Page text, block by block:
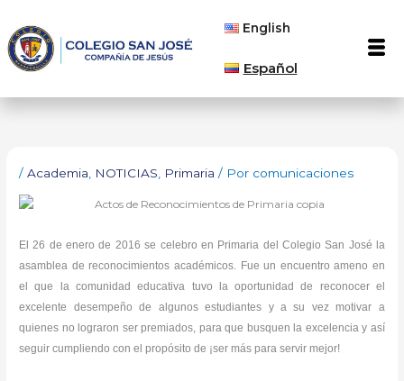
contenido
English
Español
/Academia, NOTICIAS, Primaria / Por comunicaciones
El 26 de enero de 2016 se celebro en Primaria del Colegio San José la
asamblea de reconocimientos académicos. Fue un encuentro ameno en
el que la comunidad educativa tuvo la oportunidad de reconocer el
excelente desempeño de algunos estudiantes y a su vez motivar a
quienes no lograron ser premiados, para que busquen la excelencia y así
seguir cumpliendo con el propósito de ¡ser más para servir mejor!